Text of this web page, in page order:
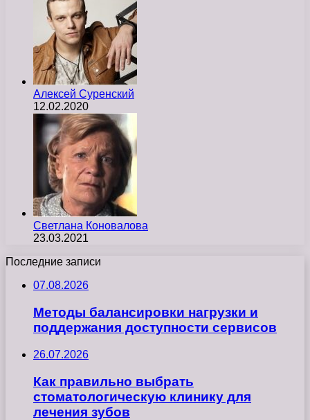
Алексей Суренский
12.02.2020
Светлана Коновалова
23.03.2021
Последние записи
07.08.2026
Методы балансировки нагрузки и
поддержания доступности сервисов
26.07.2026
Как правильно выбрать
стоматологическую клинику для
лечения зубов